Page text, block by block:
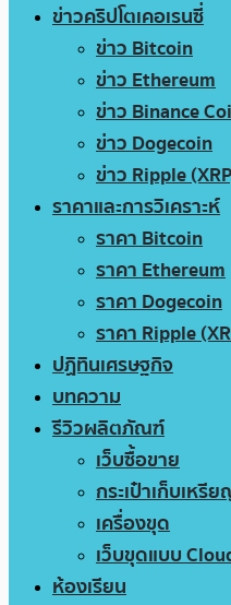
ข่าวคริปโตเคอเรนซี่
ข่าว Bitcoin
ข่าว Ethereum
ข่าว Binance
ข่าว Dogecoin
ข่าว Ripple
ราคาและการวิเคราะห์
ราคา Bitcoin
ราคา Ethereum
ราคา Dogecoin
ราคา Ripple
ปฏิทินเศรษฐกิจ
บทความ
รีวิวผลิตภัณฑ์
เว็บซื้อขาย
กระเป๋าเก็บเหรี
เครื่องขุด
เว็บขุดแบบ
ห้องเรียน